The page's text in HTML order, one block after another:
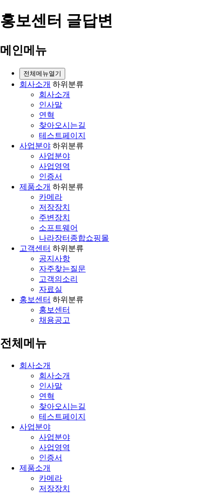
홍보센터 글답변
메인메뉴
전체메뉴열기
회사소개 하위분류
회사소개
인사말
연혁
찾아오시는길
테스트페이지
사업분야 하위분류
사업분야
사업영역
인증서
제품소개 하위분류
카메라
저장장치
주변장치
소프트웨어
나라장터종합쇼핑몰
고객센터 하위분류
공지사항
자주찾는질문
고객의소리
자료실
홍보센터 하위분류
홍보센터
채용공고
전체메뉴
회사소개
회사소개
인사말
연혁
찾아오시는길
테스트페이지
사업분야
사업분야
사업영역
인증서
제품소개
카메라
저장장치